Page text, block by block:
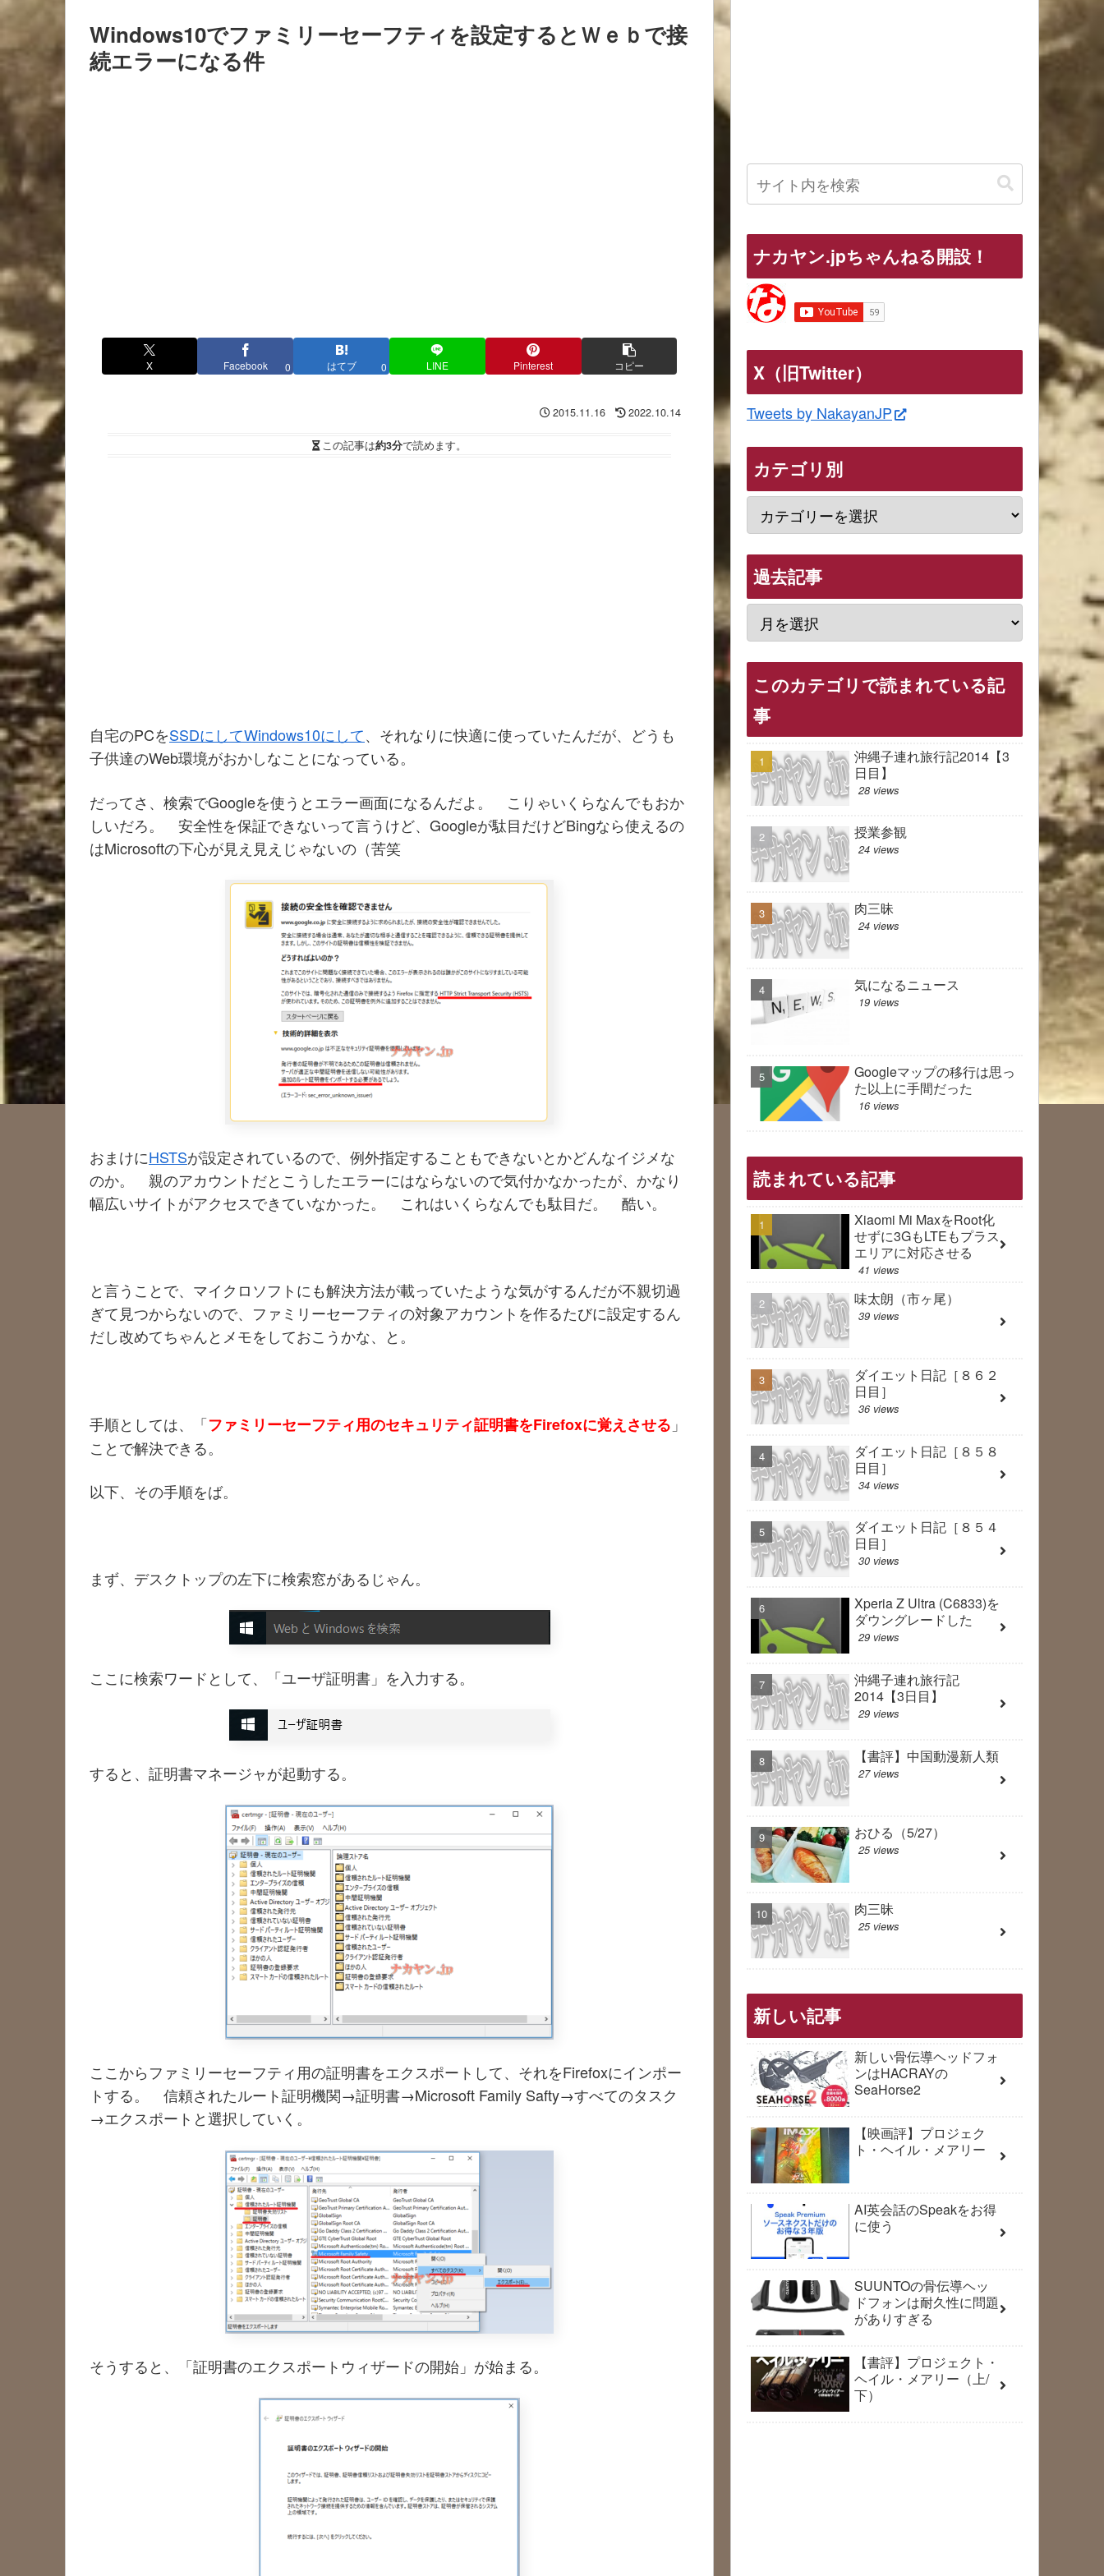
Windows10でファミリーセーフティを設定するとＷｅｂで接
続エラーになる件
X Facebook 0 はてブ 0 LINE Pinterest コピー
2015.11.16 2022.10.14
この記事は約3分で読めます。
自宅のPCをSSDにしてWindows10にして、それなりに快適に使っていたんだが、どうも
子供達のWeb環境がおかしなことになっている。
だってさ、検索でGoogleを使うとエラー画面になるんだよ。 こりゃいくらなんでもおか
しいだろ。 安全性を保証できないって言うけど、Googleが駄目だけどBingなら使えるの
はMicrosoftの下心が見え見えじゃないの（苦笑
おまけにHSTSが設定されているので、例外指定することもできないとかどんなイジメな
のか。 親のアカウントだとこうしたエラーにはならないので気付かなかったが、かなり
幅広いサイトがアクセスできていなかった。 これはいくらなんでも駄目だ。 酷い。
と言うことで、マイクロソフトにも解決方法が載っていたような気がするんだが不親切過
ぎて見つからないので、ファミリーセーフティの対象アカウントを作るたびに設定するん
だし改めてちゃんとメモをしておこうかな、と。
手順としては、「ファミリーセーフティ用のセキュリティ証明書をFirefoxに覚えさせる 」
ことで解決できる。
以下、その手順をば。
まず、デスクトップの左下に検索窓があるじゃん。
ここに検索ワードとして、「ユーザ証明書」を入力する。
すると、証明書マネージャが起動する。
ここからファミリーセーフティ用の証明書をエクスポートして、それをFirefoxにインポー
トする。 信頼されたルート証明機関→証明書→Microsoft Family Safty→すべてのタスク
→エクスポートと選択していく。
そうすると、「証明書のエクスポートウィザードの開始」が始まる。
ナカヤン.jpちゃんねる開設！
X（旧Twitter）
Tweets by NakayanJP
カテゴリ別
過去記事
このカテゴリで読まれている記
事
沖縄子連れ旅行記2014【3
日目】
28 views
授業参観
24 views
肉三昧
24 views
気になるニュース
19 views
Googleマップの移行は思っ
た以上に手間だった
16 views
読まれている記事
Xiaomi Mi MaxをRoot化
せずに3GもLTEもプラス
エリアに対応させる
41 views
味太朗（市ヶ尾）
39 views
ダイエット日記［８６２
日目］
36 views
ダイエット日記［８５８
日目］
34 views
ダイエット日記［８５４
日目］
30 views
Xperia Z Ultra (C6833)を
ダウングレードした
29 views
沖縄子連れ旅行記
2014【3日目】
29 views
【書評】中国動漫新人類
27 views
おひる（5/27）
25 views
肉三昧
25 views
新しい記事
新しい骨伝導ヘッドフォ
ンはHACRAYの
SeaHorse2
【映画評】プロジェク
ト・ヘイル・メアリー
AI英会話のSpeakをお得
に使う
SUUNTOの骨伝導ヘッ
ドフォンは耐久性に問題
がありすぎる
【書評】プロジェクト・
ヘイル・メアリー（上/
下）